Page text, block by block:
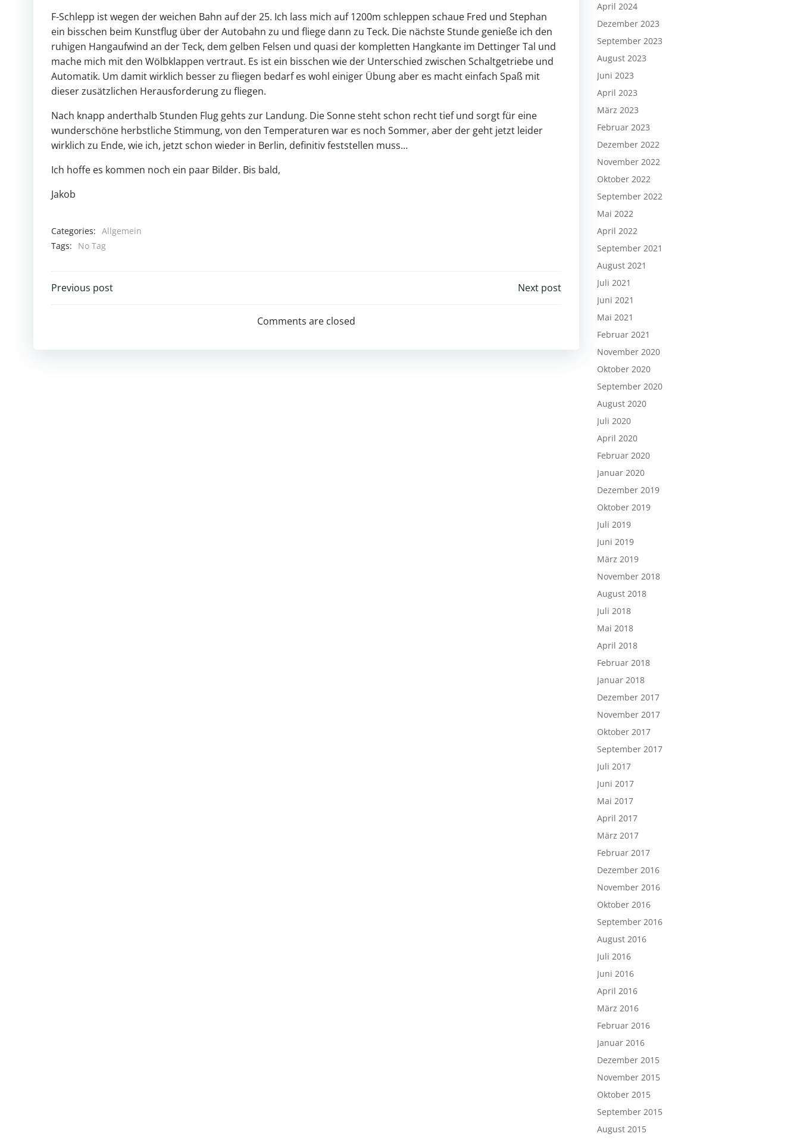
F-Schlepp ist wegen der weichen Bahn auf der 25. Ich lass mich auf 1200m schleppen schaue Fred und Stephan
ein bisschen beim Kunstflug über der Autobahn zu und fliege dann zu Teck. Die nächste Stunde genieße ich den
ruhigen Hangaufwind an der Teck, dem gelben Felsen und quasi der kompletten Hangkante im Dettinger Tal und
mache mich mit den Wölbklappen vertraut. Es ist ein bisschen wie der Unterschied zwischen Schaltgetriebe und
Automatik. Um damit wirklich besser zu fliegen bedarf es wohl einiger Übung aber es macht einfach Spaß mit
dieser zusätzlichen Herausforderung zu fliegen.
Nach knapp anderthalb Stunden Flug gehts zur Landung. Die Sonne steht schon recht tief und sorgt für eine
wunderschöne herbstliche Stimmung, von den Temperaturen war es noch Sommer, aber der geht jetzt leider
wirklich zu Ende, wie ich, jetzt schon wieder in Berlin, definitiv feststellen muss…
Ich hoffe es kommen noch ein paar Bilder. Bis bald,
Jakob
Categories: Allgemein
Tags:
No Tag
Post
Previous post
navigation
Next post
Comments are closed
April 2024
Dezember 2023
September 2023
August 2023
Juni 2023
April 2023
März 2023
Februar 2023
Dezember 2022
November 2022
Oktober 2022
September 2022
Mai 2022
April 2022
September 2021
August 2021
Juli 2021
Juni 2021
Mai 2021
Februar 2021
November 2020
Oktober 2020
September 2020
August 2020
Juli 2020
April 2020
Februar 2020
Januar 2020
Dezember 2019
Oktober 2019
Juli 2019
Juni 2019
März 2019
November 2018
August 2018
Juli 2018
Mai 2018
April 2018
Februar 2018
Januar 2018
Dezember 2017
November 2017
Oktober 2017
September 2017
Juli 2017
Juni 2017
Mai 2017
April 2017
März 2017
Februar 2017
Dezember 2016
November 2016
Oktober 2016
September 2016
August 2016
Juli 2016
Juni 2016
April 2016
März 2016
Februar 2016
Januar 2016
Dezember 2015
November 2015
Oktober 2015
September 2015
August 2015